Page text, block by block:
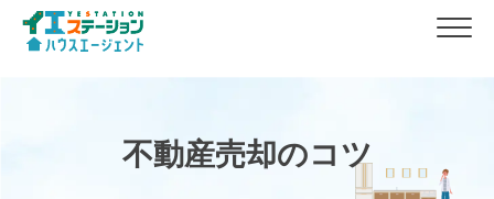
不動産売却のコツ